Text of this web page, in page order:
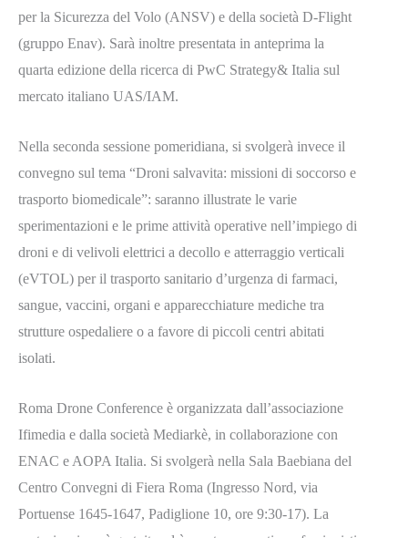
per la Sicurezza del Volo (ANSV) e della società D-Flight
(gruppo Enav). Sarà inoltre presentata in anteprima la
quarta edizione della ricerca di PwC Strategy& Italia sul
mercato italiano UAS/IAM.
Nella seconda sessione pomeridiana, si svolgerà invece il
convegno sul tema “Droni salvavita: missioni di soccorso e
trasporto biomedicale”: saranno illustrate le varie
sperimentazioni e le prime attività operative nell’impiego di
droni e di velivoli elettrici a decollo e atterraggio verticali
(eVTOL) per il trasporto sanitario d’urgenza di farmaci,
sangue, vaccini, organi e apparecchiature mediche tra
strutture ospedaliere o a favore di piccoli centri abitati
isolati.
Roma Drone Conference è organizzata dall’associazione
Ifimedia e dalla società Mediarkè, in collaborazione con
ENAC e AOPA Italia. Si svolgerà nella Sala Baebiana del
Centro Convegni di Fiera Roma (Ingresso Nord, via
Portuense 1645-1647, Padiglione 10, ore 9:30-17). La